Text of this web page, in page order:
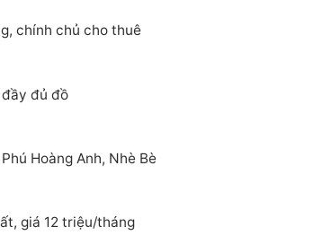
chính chủ cho thuê
đầy đủ đồ
Hoàng Anh, Nhè Bè
giá 12 triệu/tháng